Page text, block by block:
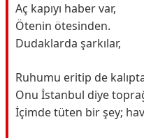
Aç kapıyı haber var,
Ötenin ötesinden.
Dudaklarda şarkılar,
Ruhumu eritip de
Onu İstanbul diye
İçimde tüten bir şey;